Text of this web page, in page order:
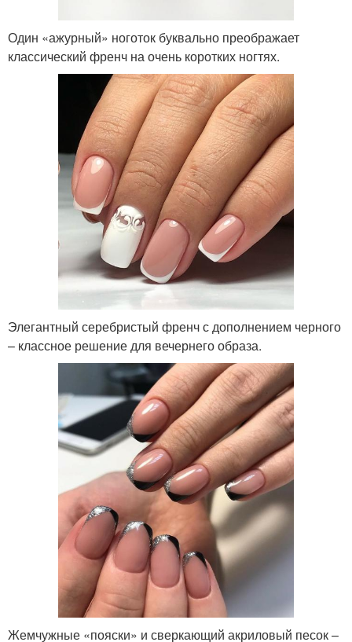
Один «ажурный» ноготок буквально преображает
классический френч на очень коротких ногтях.
Элегантный серебристый френч с дополнением черного
– классное решение для вечернего образа.
Жемчужные «пояски» и сверкающий акриловый песок –